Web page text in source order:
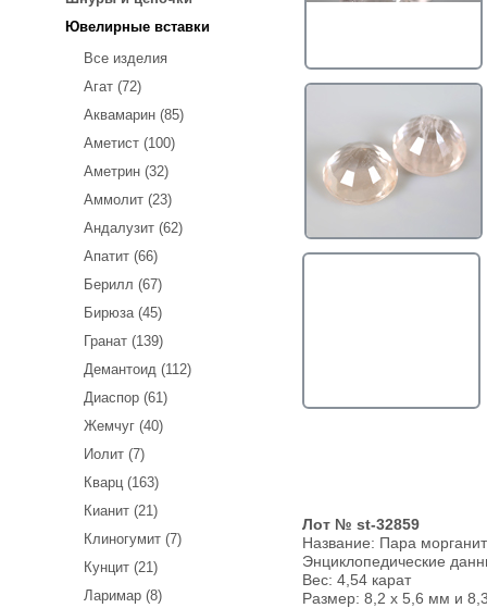
Ювелирные вставки
Все изделия
Агат (72)
Аквамарин (85)
Аметист (100)
Аметрин (32)
Аммолит (23)
Андалузит (62)
Апатит (66)
Берилл (67)
Бирюза (45)
Гранат (139)
Демантоид (112)
Диаспор (61)
Жемчуг (40)
Иолит (7)
Кварц (163)
Кианит (21)
Клиногумит (7)
Кунцит (21)
Ларимар (8)
Лот № st-32859
Название: Пара
Энциклопедические
Вес: 4,54 карат
Размер: 8,2 х 5,6 мм и